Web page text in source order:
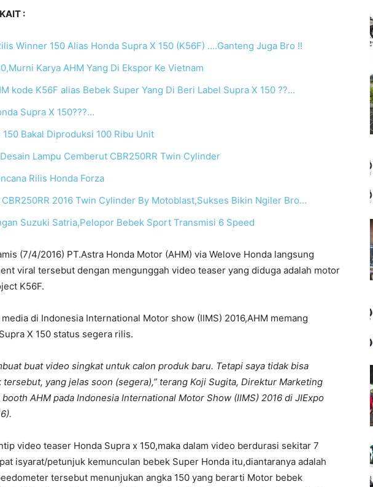
:
Winner 150 Alias Honda Supra X 150 (K56F) ….Ganteng Juga Bro !!
Karya AHM Yang Di Ekspor Ke Vietnam
kode K56F alias Bebek Super Yang Di Beri Label Supra X 150 ??…
Supra X 150???…
Bakal Diproduksi 100 Ribu Unit
Lampu Cemberut CBR250RR Twin Cylinder
Rilis Honda Forza
2016 Twin Cylinder By Motoblast,Sukses Bikin Ngiler Bro…
Suzuki Satria,Pelopor Bebek Sport Transmisi 6 Speed
(7/4/2016) PT.Astra Honda Motor (AHM) via Welove Honda langsung
viral tersebut dengan mengunggah video teaser yang diduga adalah motor
K56F.
di Indonesia International Motor show (IIMS) 2016,AHM memang
X 150 status segera rilis.
buat video singkat untuk calon produk baru. Tetapi saya tidak bisa
yang jelas soon (segera),” terang Koji Sugita, Direktur Marketing
AHM pada Indonesia International Motor Show (IIMS) 2016 di JIExpo
video teaser Honda Supra x 150,maka dalam video berdurasi sekitar 7
isyarat/petunjuk kemunculan bebek Super Honda itu,diantaranya adalah
tersebut menunjukan angka 150 yang berarti Motor bebek